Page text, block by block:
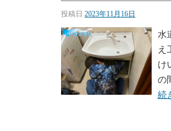
投稿日 2023年11月16日
水
え
け
の
続